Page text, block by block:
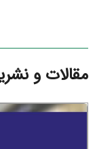
مقالات و